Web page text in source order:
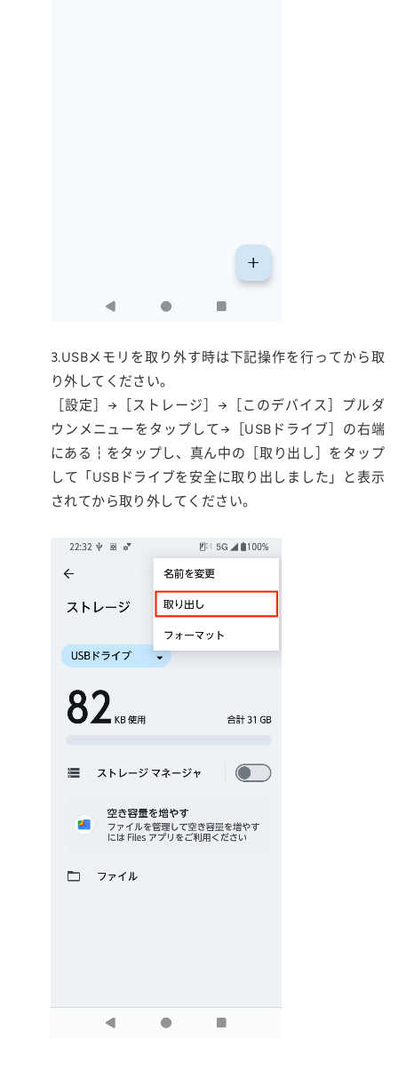
3.USBメモリを取り外す時は下記操作を行ってから取
り外してください。
［設定］→［ストレージ］→［このデバイス］プルダ
ウンメニューをタップして→［USBドライブ］の右端
にある┇をタップし、真ん中の［取り出し］をタップ
して「USBドライブを安全に取り出しました」と表示
されてから取り外してください。